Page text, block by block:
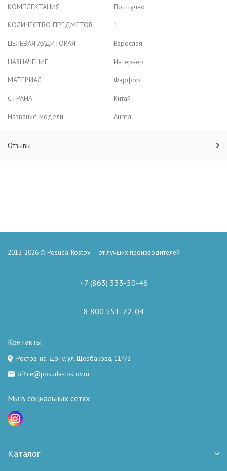
КОМПЛЕКТАЦИЯ
Поштучно
КОЛИЧЕСТВО ПРЕДМЕТОВ
1
ЦЕЛЕВАЯ АУДИТОРАЯ
Взрослая
НАЗНАЧЕНИЕ
Интерьер
МАТЕРИАЛ
Фарфор
СТРАНА
Китай
Название модели
Ангел
Отзывы
2012-2026 © Posuda-Rostov — от лучших производителей!
+7 (863) 333-50-46
8 800 551-72-04
Контакты:
Ростов-на-Дону, ул. Щербакова, 114/2
office@posuda-rostov.ru
Мы в социальных сетях:
Каталог